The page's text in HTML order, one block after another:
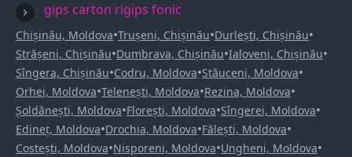
gips carton rigips fonic
Chișinău, Moldova•Trușeni, Chișinău•Durlești, Chișinău•
Strășeni, Chișinău•Dumbrava, Chișinău•Ialoveni, Chișinău•
Sîngera, Chișinău•Codru, Moldova•Stăuceni, Moldova•
Orhei, Moldova•Telenești, Moldova•Rezina, Moldova•
Șoldănești, Moldova•Florești, Moldova•Sîngerei, Moldova•
Edineț, Moldova•Drochia, Moldova•Fălești, Moldova•
Costești, Moldova•Nisporeni, Moldova•Ungheni, Moldova•